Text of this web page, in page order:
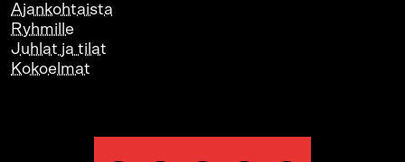
Ajankohtaista
Ryhmille
Juhlat ja tilat
Kokoelmat